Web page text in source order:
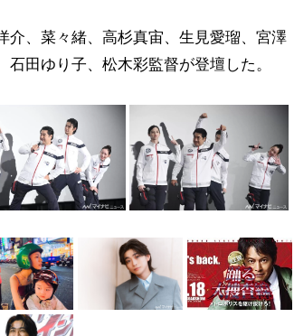
介、菜々緒、高杉真宙、生見愛瑠、宮澤
田ゆり子、松木彩監督が登壇した。